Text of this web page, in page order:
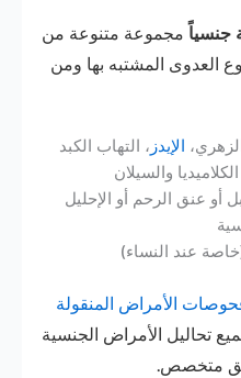
جنسياً مجموعة متنوعة من
العدوى المشتبه بها ومن
الإيدز ، التهاب الكبد
أو عنق الرحم أو الإحليل
الأمراض المنقولة
تحاليل الأمراض الجنسية
متخصص.